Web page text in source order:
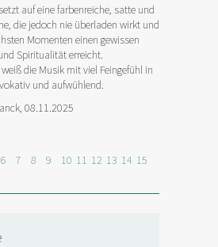
auf eine farbenreiche, satte und
die jedoch nie überladen wirkt und
Momenten einen gewissen
Spiritualität erreicht.
die Musik mit viel Feingefühl in
und aufwühlend.
08.11.2025
6 7 8 9 10 11 12 13 14 15